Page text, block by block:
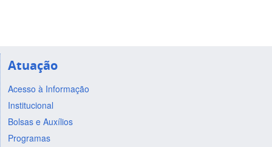
Atuação
Acesso à Informação
Institucional
Bolsas e Auxílios
Programas